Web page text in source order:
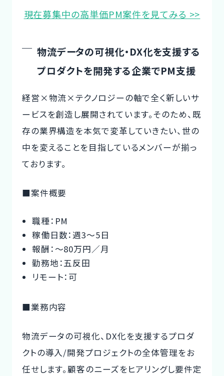
現在募集中の高単価PM案件を見てみる >>
物流データの可視化・DX化を支援する
プロダクトを開発する企業でPM支援
経営×物流×テクノロジーの軸で全く新しいサ
ービスを創造し展開されています。そのため、既
存の業界構造を本気で変革していきたい、世の
中を変えることを目指しているメンバーが揃っ
ております。
■案件概要
職種：PM
稼働日数：週3〜5日
報酬：〜80万円／月
勤務地：五反田
リモート：可
■業務内容
物流データの可視化、DX化を支援するプロダ
クトの導入/開発プロジェクトの全体管理をお
任せします。顧客のニーズをヒアリングし要件定